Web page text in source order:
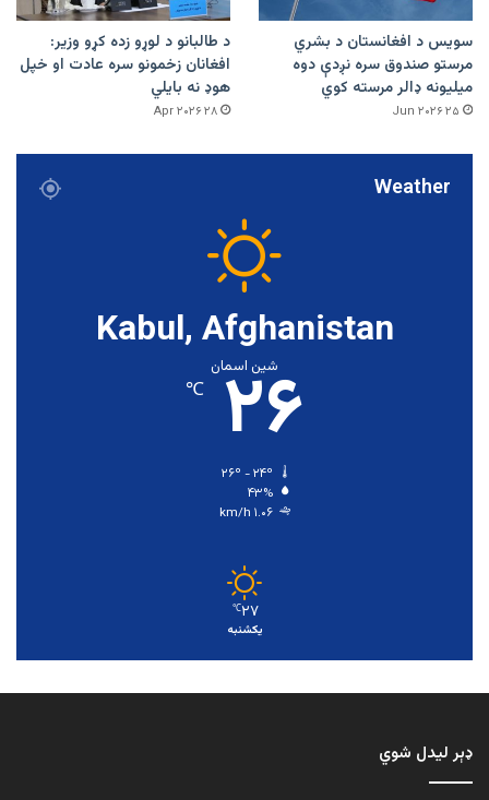
سویس د افغانستان د بشري
مرستو صندوق سره نږدې دوه
میلیونه ډالر مرسته کوي
۲۵ Jun ۲۰۲۶
د طالبانو د لوړو زده کړو وزیر:
افغانان زخمونو سره عادت او خپل
هوډ نه بایلي
۲۸ Apr ۲۰۲۶
Weather
Kabul, Afghanistan
شین اسمان
۲۶ ℃
۴۳%
۱.۰۶ km/h
۲۷℃
یکشنبه
ډېر لیدل شوي